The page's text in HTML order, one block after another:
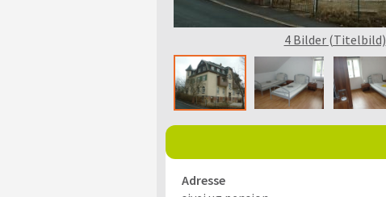
4 Bilder (Titelbild)
Adresse